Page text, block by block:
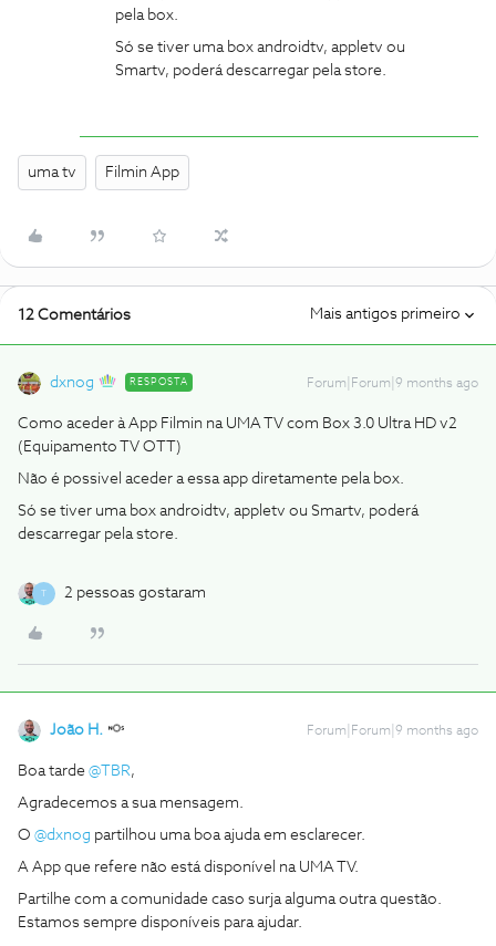
pela box.
Só se tiver uma box androidtv, appletv ou
Smartv, poderá descarregar pela store.
uma tv Filmin App
12 Comentários Mais antigos primeiro
dxnog RESPOSTA Forum|Forum|9 months ago
Como aceder à App Filmin na UMA TV com Box 3.0 Ultra HD v2
(Equipamento TV OTT)
Não é possivel aceder a essa app diretamente pela box.
Só se tiver uma box androidtv, appletv ou Smartv, poderá
descarregar pela store.
T 2 pessoas gostaram
João H. Forum|Forum|9 months ago
Boa tarde ​ @TBR,
Agradecemos a sua mensagem.
O ​ @dxnog partilhou uma boa ajuda em esclarecer.
A App que refere não está disponível na UMA TV.
Partilhe com a comunidade caso surja alguma outra questão.
Estamos sempre disponíveis para ajudar.